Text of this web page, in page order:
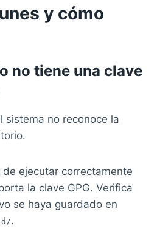
y cómo
no tiene una clave
sistema no reconoce la
ejecutar correctamente
la clave GPG. Verifica
se haya guardado en
.